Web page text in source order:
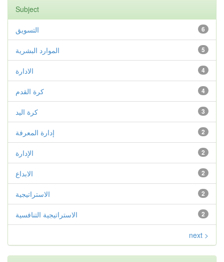
Subject
6 التسويق
5 الموارد البشرية
4 الادارة
4 كرة القدم
3 كرة اليد
2 إدارة المعرفة
2 الإدارة
2 الابداع
2 الاستراتيجية
2 الاستراتيجية التنافسية
next >